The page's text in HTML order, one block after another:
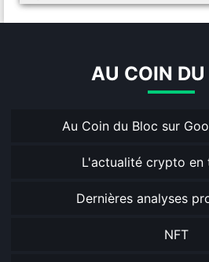
AU COIN DU
Au Coin du Bloc sur
L'actualité crypto en
Dernières analyses
NFT